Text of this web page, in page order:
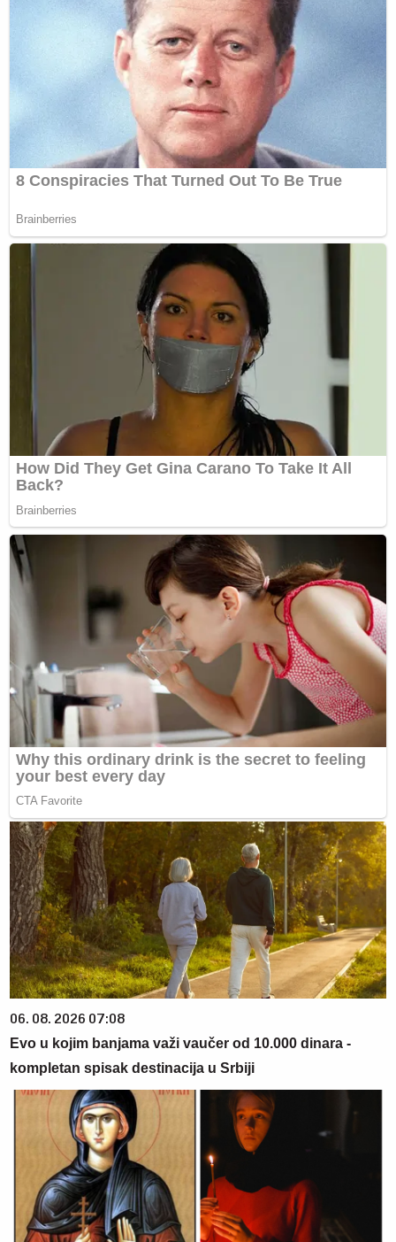
06. 08. 2026 07:08
Evo u kojim banjama važi vaučer od 10.000 dinara -
kompletan spisak destinacija u Srbiji